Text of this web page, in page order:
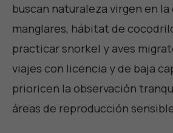
buscan naturaleza virgen en la
manglares, hábitat de
practicar snorkel y aves
viajes con licencia y de baja
prioricen la observación
áreas de reproducción